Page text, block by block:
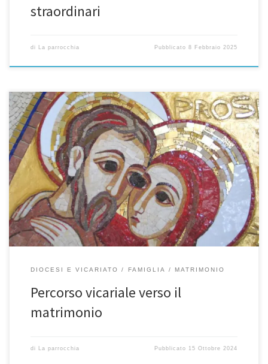
straordinari
di La parrocchia Pubblicato8 Febbraio 2025
Quando c’è un appuntamento importante ci si prepara. Questo
favorisce la calma e aiuta a vincere la preoccupazione inevitabile
che ci prende all’avvicinarsi della data del matrimonio. Speriamo
non sia solamente un fare. Anche la preparazione degli elementi
materiali può diventare un’occasione preziosa per vivere la
ricchezza del momento. La […]
DIOCESI E VICARIATO FAMIGLIA MATRIMONIO
Percorso vicariale verso il
matrimonio
di La parrocchia Pubblicato 15 Ottobre 2024